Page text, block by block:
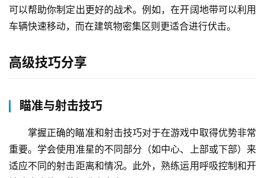
可以帮助你制定出更好的战术。例如，在开阔地带可以利用
车辆快速移动，而在建筑物密集区则更适合进行伏击。
高级技巧分享
瞄准与射击技巧
掌握正确的瞄准和射击技巧对于在游戏中取得优势非常
重要。学会使用准星的不同部分（如中心、上部或下部）来
适应不同的射击距离和情况。此外，熟练运用呼吸控制和开